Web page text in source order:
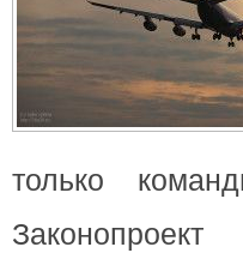
только